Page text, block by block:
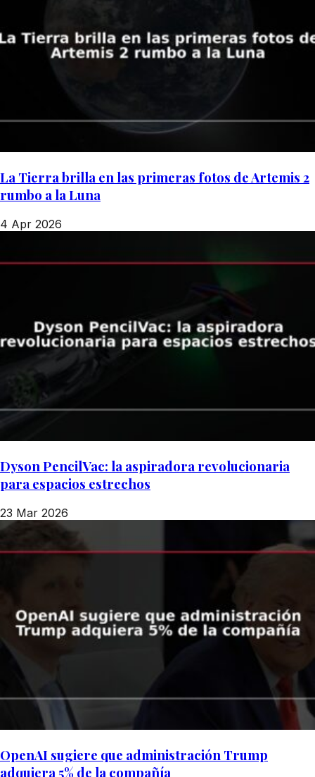
La Tierra brilla en las primeras fotos de Artemis 2
rumbo a la Luna
4 Apr 2026
Dyson PencilVac: la aspiradora revolucionaria
para espacios estrechos
23 Mar 2026
OpenAI sugiere que administración Trump
adquiera 5% de la compañía